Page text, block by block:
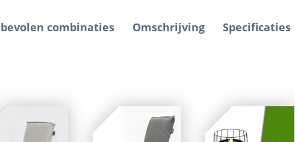
combinaties Omschrijving Specificaties